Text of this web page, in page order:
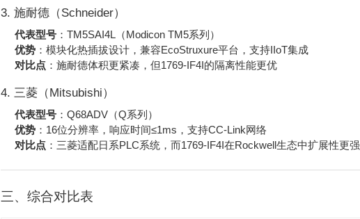
3. 施耐德（Schneider）
代表型号 ：TM5SAI4L（Modicon TM5系列）
优势 ：模块化热插拔设计，兼容EcoStruxure平台，支持IIoT集成
对比点 ：施耐德体积更紧凑，但1769-IF4I的隔离性能更优
4. 三菱（Mitsubishi）
代表型号 ：Q68ADV（Q系列）
优势 ：16位分辨率，响应时间≤1ms，支持CC-Link网络
对比点 ：三菱适配日系PLC系统，而1769-IF4I在Rockwell生态中扩展性更强
三、综合对比表